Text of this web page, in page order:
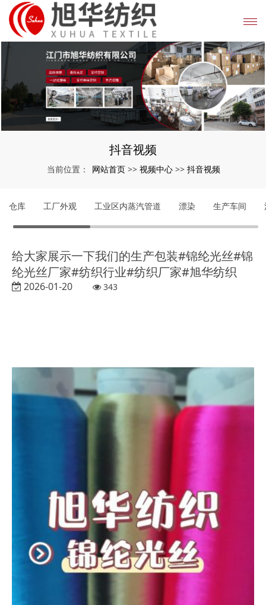
抖音视频
当前位置： 网站首页 >> 视频中心 >> 抖音视频
仓库 工厂外观 工业区内蒸汽管道 漂染 生产车间
给大家展示一下我们的生产包装#锦纶光丝#锦
纶光丝厂家#纺织行业#纺织厂家#旭华纺织
2026-01-20 343